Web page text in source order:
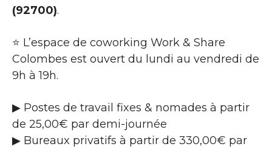
(92700).
⭐ L’espace de coworking Work & Share
Colombes est ouvert du lundi au vendredi de
9h à 19h.
▶ Postes de travail fixes & nomades à partir
de 25,00€ par demi-journée
▶ Bureaux privatifs à partir de 330,00€ par